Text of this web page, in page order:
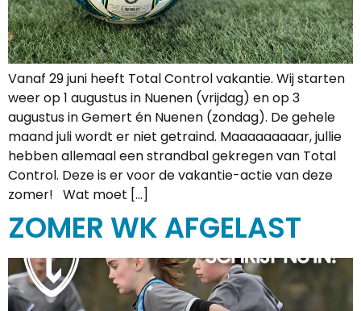
Vanaf 29 juni heeft Total Control vakantie. Wij starten
weer op 1 augustus in Nuenen (vrijdag) en op 3
augustus in Gemert én Nuenen (zondag). De gehele
maand juli wordt er niet getraind. Maaaaaaaaar, jullie
hebben allemaal een strandbal gekregen van Total
Control. Deze is er voor de vakantie-actie van deze
zomer! Wat moet […]
ZOMER WK AFGELAST